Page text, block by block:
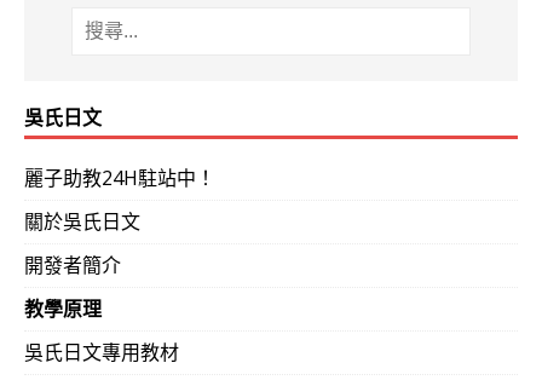
吳氏日文
麗子助教24H駐站中！
關於吳氏日文
開發者簡介
教學原理
吳氏日文專用教材